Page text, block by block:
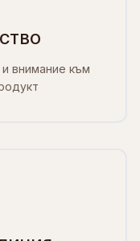
внимание към